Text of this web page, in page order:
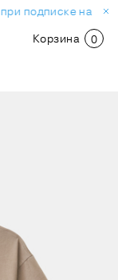
подписке на
Корзина 0